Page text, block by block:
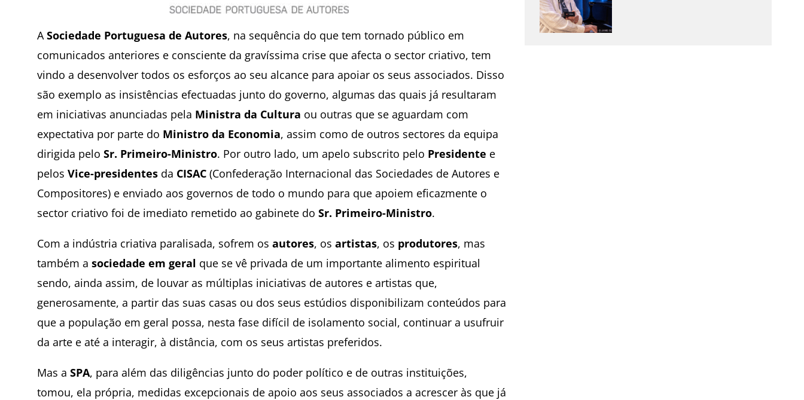
ASociedade Portuguesa de Autores, na sequência do que tem tornado público em
comunicados anteriores e consciente da gravíssima crise que afecta o sector criativo, tem
vindo a desenvolver todos os esforços ao seu alcance para apoiar os seus associados. Disso
são exemplo as insistências efectuadas junto do governo, algumas das quais já resultaram
em iniciativas anunciadas pela Ministra da Cultura ou outras que se aguardam com
expectativa por parte do Ministro da Economia, assim como de outros sectores da equipa
dirigida peloSr. Primeiro-Ministro. Por outro lado, um apelo subscrito pelo Presidente e
pelosVice-presidentes da CISAC(Confederação Internacional das Sociedades de Autores e
Compositores) e enviado aos governos de todo o mundo para que apoiem eficazmente o
sector criativo foi de imediato remetido ao gabinete doSr. Primeiro-Ministro.
Com a indústria criativa paralisada, sofrem osautores, osartistas, os produtores, mas
também asociedade em geral que se vê privada de um importante alimento espiritual
sendo, ainda assim, de louvar as múltiplas iniciativas de autores e artistas que,
generosamente, a partir das suas casas ou dos seus estúdios disponibilizam conteúdos para
que a população em geral possa, nesta fase difícil de isolamento social, continuar a usufruir
da arte e até a interagir, à distância, com os seus artistas preferidos.
Mas aSPA, para além das diligências junto do poder político e de outras instituições,
tomou, ela própria, medidas excepcionais de apoio aos seus associados a acrescer às que já